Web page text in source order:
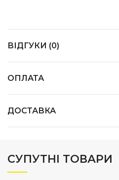
ВІДГУКИ (0)
ОПЛАТА
ДОСТАВКА
СУПУТНІ ТОВАРИ